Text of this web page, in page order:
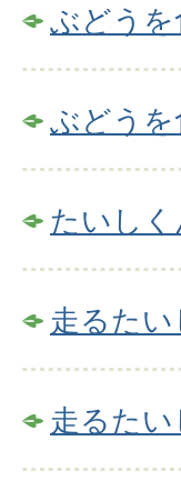
ぶどう
ぶどう
たいしく
走るた
走るた